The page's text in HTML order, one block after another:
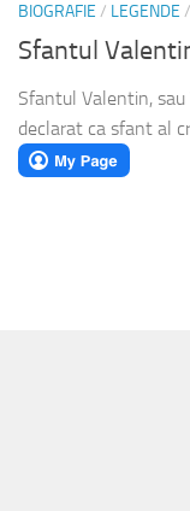
BIOGRAFIE / LEGENDE /
Sfantul
Sfantul Valentin,
declarat ca sfant al